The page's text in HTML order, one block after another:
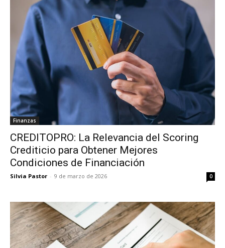
Finanzas
CREDITOPRO: La Relevancia del Scoring
Crediticio para Obtener Mejores
Condiciones de Financiación
Silvia Pastor - 9 de marzo de 2026 0